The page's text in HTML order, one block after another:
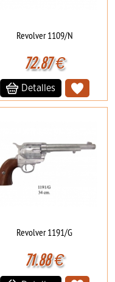
Revolver 1109/N
72.87€
Detalles
Revolver 1191/G
71.88€